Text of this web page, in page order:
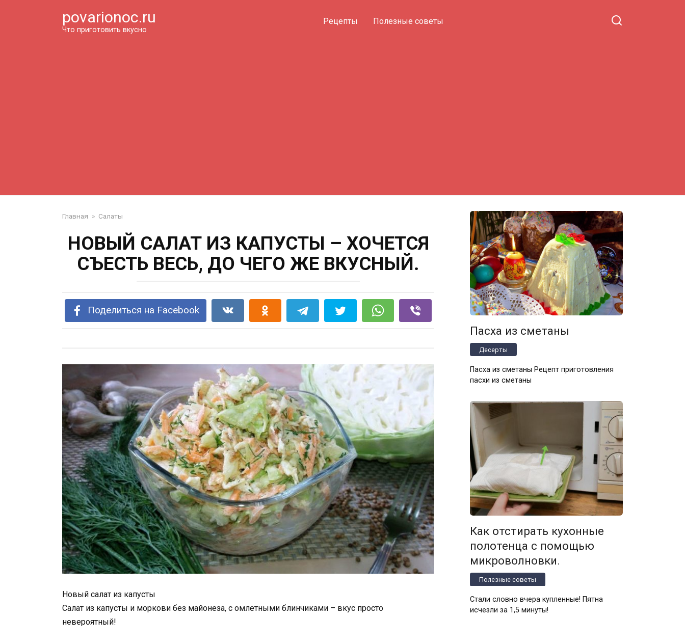
povarionoc.ru
Что приготовить вкусно
Рецепты Полезные советы
Главная » Салаты
НОВЫЙ САЛАТ ИЗ КАПУСТЫ – ХОЧЕТСЯ
СЪЕСТЬ ВЕСЬ, ДО ЧЕГО ЖЕ ВКУСНЫЙ.
Поделиться на Facebook
Новый салат из капусты
Салат из капусты и моркови без майонеза, с омлетными блинчиками – вкус просто
невероятный!
Пасха из сметаны
Десерты
Пасха из сметаны Рецепт приготовления
пасхи из сметаны
Как отстирать кухонные
полотенца с помощью
микроволновки.
Полезные советы
Стали словно вчера купленные! Пятна
исчезли за 1,5 минуты!